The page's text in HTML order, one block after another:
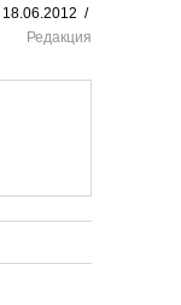
18.06.2012 /
Редакция